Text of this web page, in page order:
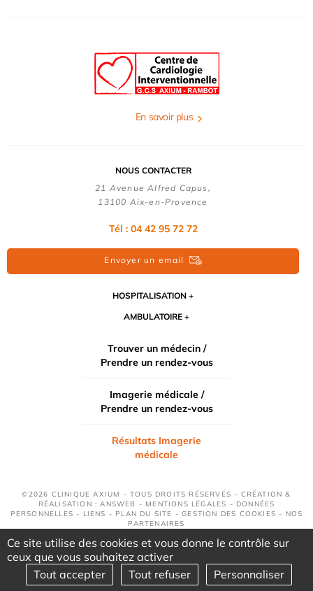
En savoir plus
NOUS CONTACTER
21 Avenue Alfred Capus,
13100 Aix-en-Provence
Tél : 04 42 95 72 72
Envoyer un email
HOSPITALISATION
AMBULATOIRE
Trouver un médecin /
Prendre un rendez-vous
Imagerie médicale /
Prendre un rendez-vous
Résultats Imagerie
médicale
©2026 CLINIQUE AXIUM - TOUS DROITS RÉSERVÉS - CRÉATION &
RÉALISATION : ANSWEB - MENTIONS LÉGALES - DONNÉES
PERSONNELLES - LIENS - PLAN DU SITE -GESTION DES COOKIES - NOS
PARTENAIRES
Ce site utilise des cookies et vous donne le contrôle sur
ceux que vous souhaitez activer
Tout accepter
Tout refuser Personnaliser